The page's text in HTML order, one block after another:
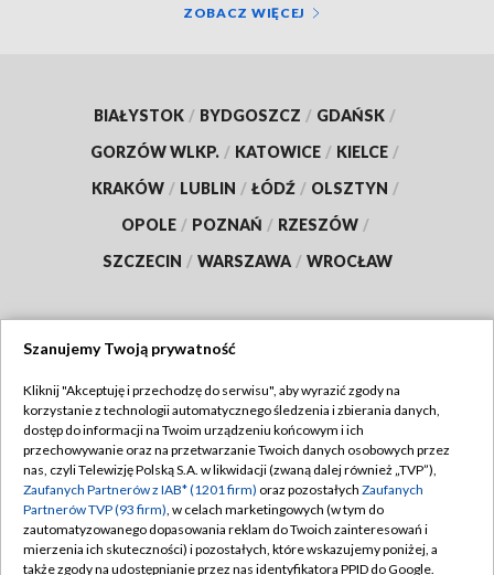
ZOBACZ WIĘCEJ
BIAŁYSTOK / BYDGOSZCZ / GDAŃSK /
GORZÓW WLKP. / KATOWICE / KIELCE /
KRAKÓW / LUBLIN / ŁÓDŹ / OLSZTYN /
OPOLE / POZNAŃ / RZESZÓW /
SZCZECIN / WARSZAWA / WROCŁAW
TVP
Abonament TVP
Emisja w TVP
Centrum informacji TVP
Naziemna Telewizja Cyfrowa
Regulamin TVP
Polityka prywatności
Moje zgody
Pomoc
Szanujemy Twoją prywatność
Kliknij "Akceptuję i przechodzę do serwisu", aby wyrazić zgody na
korzystanie z technologii automatycznego śledzenia i zbierania danych,
dostęp do informacji na Twoim urządzeniu końcowym i ich
przechowywanie oraz na przetwarzanie Twoich danych osobowych przez
nas, czyli Telewizję Polską S.A. w likwidacji (zwaną dalej również „TVP”),
Zaufanych Partnerów z IAB* (1201 firm) oraz pozostałych Zaufanych
Partnerów TVP (93 firm), w celach marketingowych (w tym do
zautomatyzowanego dopasowania reklam do Twoich zainteresowań i
mierzenia ich skuteczności) i pozostałych, które wskazujemy poniżej, a
także zgody na udostępnianie przez nas identyfikatora PPID do Google.